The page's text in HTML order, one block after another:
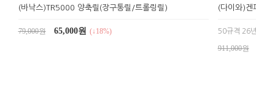
(바낙스)TR5000 양축릴(장구통릴/트롤링릴)
79,000원 65,000원 (↓18%)
(다이와)겐
50규격 26
911,000원